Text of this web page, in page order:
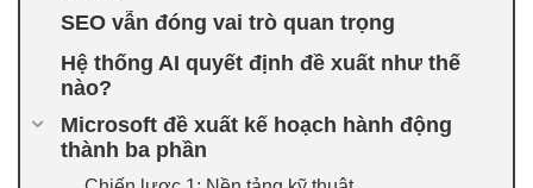
SEO vẫn đóng vai trò quan trọng
Hệ thống AI quyết định đề xuất như thế
nào?
Microsoft đề xuất kế hoạch hành động
thành ba phần